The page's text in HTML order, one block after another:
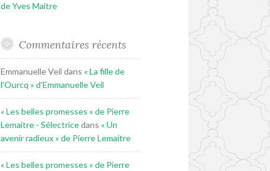
de Yves Maitre
Commentaires récents
Emmanuelle Veil dans « La fille de
l’Ourcq » d’Emmanuelle Veil
« Les belles promesses » de Pierre
Lemaitre - Sélectricedans « Un
avenir radieux » de Pierre Lemaitre
« Les belles promesses » de Pierre